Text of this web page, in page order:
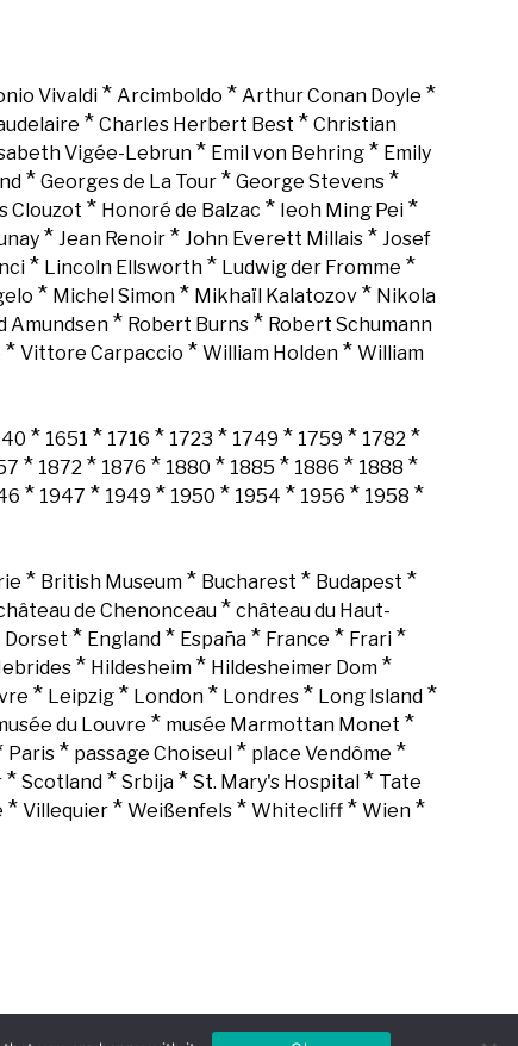
Vivaldi* Arcimboldo * Arthur Conan Doyle *
* Charles Herbert Best * Christian
Vigée-Lebrun* Emil von Behring* Emily
* Georges de La Tour* George Stevens*
Clouzot * Honoré de Balzac * Ieoh Ming Pei*
* Jean Renoir * John Everett Millais * Josef
* Lincoln Ellsworth * Ludwig der Fromme *
* Michel Simon * Mikhaïl Kalatozov * Nikola
Amundsen * Robert Burns * Robert Schumann
* Vittore Carpaccio * William Holden * William
* 1651 * 1716 * 1723 * 1749 * 1759 * 1782 *
* 1872 * 1876 * 1880 * 1885 * 1886 * 1888 *
* 1947 * 1949 * 1950 * 1954 * 1956 * 1958 *
* British Museum* Bucharest * Budapest *
de Chenonceau* château du Haut-
Dorset * England * España * France * Frari *
* Hildesheim * Hildesheimer Dom *
* Leipzig* London* Londres* Long Island*
du Louvre * musée Marmottan Monet *
Paris* passage Choiseul* place Vendôme *
* Scotland * Srbija * St. Mary's Hospital * Tate
* Villequier* Weißenfels* Whitecliff* Wien*